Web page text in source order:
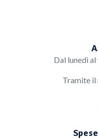
Dal lunedì
Tramite il